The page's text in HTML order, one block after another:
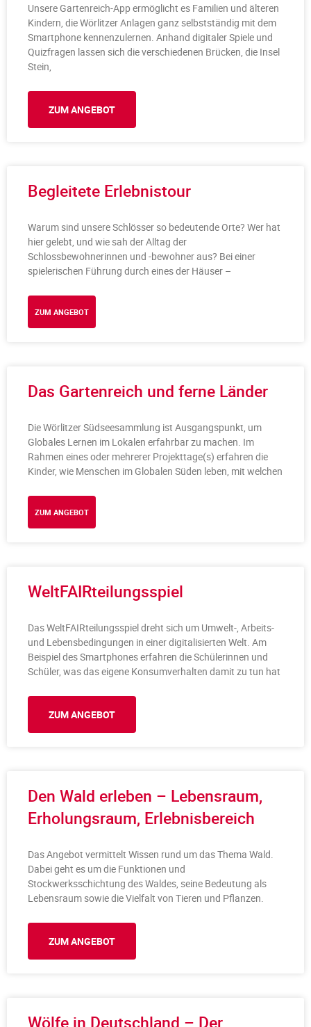
Unsere Gartenreich-App ermöglicht es Familien und älteren
Kindern, die Wörlitzer Anlagen ganz selbstständig mit dem
Smartphone kennenzulernen. Anhand digitaler Spiele und
Quizfragen lassen sich die verschiedenen Brücken, die Insel
Stein,
ZUM ANGEBOT
Begleitete Erlebnistour
Warum sind unsere Schlösser so bedeutende Orte? Wer hat
hier gelebt, und wie sah der Alltag der
Schlossbewohnerinnen und -bewohner aus? Bei einer
spielerischen Führung durch eines der Häuser –
ZUM ANGEBOT
Das Gartenreich und ferne Länder
Die Wörlitzer Südseesammlung ist Ausgangspunkt, um
Globales Lernen im Lokalen erfahrbar zu machen. Im
Rahmen eines oder mehrerer Projekttage(s) erfahren die
Kinder, wie Menschen im Globalen Süden leben, mit welchen
ZUM ANGEBOT
WeltFAIRteilungsspiel
Das WeltFAIRteilungsspiel dreht sich um Umwelt-, Arbeits-
und Lebensbedingungen in einer digitalisierten Welt. Am
Beispiel des Smartphones erfahren die Schülerinnen und
Schüler, was das eigene Konsumverhalten damit zu tun hat
ZUM ANGEBOT
Den Wald erleben – Lebensraum,
Erholungsraum, Erlebnisbereich
Das Angebot vermittelt Wissen rund um das Thema Wald.
Dabei geht es um die Funktionen und
Stockwerksschichtung des Waldes, seine Bedeutung als
Lebensraum sowie die Vielfalt von Tieren und Pflanzen.
ZUM ANGEBOT
Wölfe in Deutschland – Der